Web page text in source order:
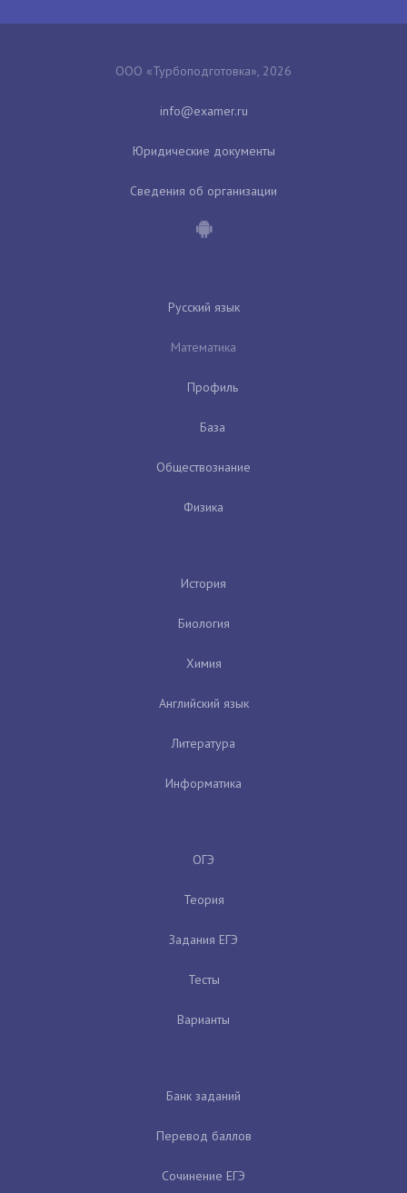
ООО «Турбоподготовка», 2026
Юридические документы
Сведения об организации
Русский язык
Математика
Профиль
База
Обществознание
Физика
История
Биология
Химия
Английский язык
Литература
Информатика
ОГЭ
Теория
Задания ЕГЭ
Тесты
Варианты
Банк заданий
Перевод баллов
Сочинение ЕГЭ